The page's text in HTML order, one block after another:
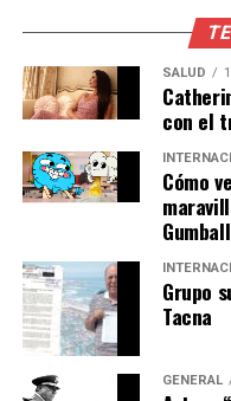
El Real Sociedad ha
una victoria reciente
impulso necesario para
tabla. Sus últimos
contra el Celta y una
En contraste, el Athletic
aunque su reciente
alta de la tabla. Este
equipos, ya que una
significativamente sus
Opiniones de
SALUD
con el
Cómo
Grupo
Tacna
GENERAL